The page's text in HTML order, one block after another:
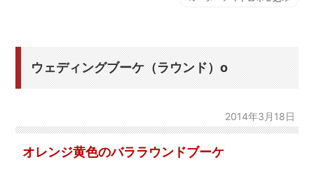
ウェディングブーケ（ラウンド）o
2014年3月18日
オレンジ黄色のバララウンドブーケ